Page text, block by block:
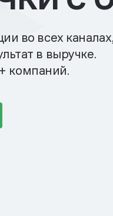
во всех
в выручке.
компаний.